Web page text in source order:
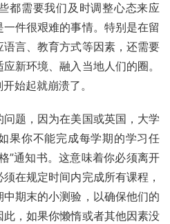
都需要我们及时调整心态来应
件很艰难的事情。特别是在留
言、教育方式等因素，还需要
新环境、融入当地人们的圈。
始起就崩溃了。
题，因为在美国或英国，大学
果你不能完成每学期的学习任
”通知书。这意味着你必须离开
在规定时间内完成所有课程，
期末的小测验，以确保他们的
，如果你懒惰或者其他因素没